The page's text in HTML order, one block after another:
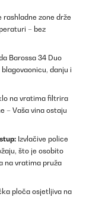
rashladne zone drže
– bez
Barossa 34 Duo
danju i
na vratima filtrira
– Vaša vina ostaju
Izvlačive police
što je osobito
na vratima pruža
ploča osjetljiva na